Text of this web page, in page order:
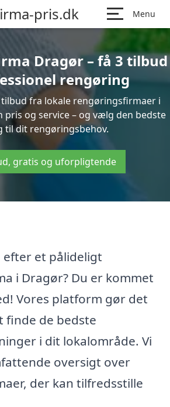
pris.dk Menu
Dragør – få 3 tilbud
rengøring
fra lokale rengøringsfirmaer i
pris og service – og vælg den bedste
til dit rengøringsbehov.
gratis og uforpligtende
efter et pålideligt
i Dragør? Du er kommet
Vores platform gør det
finde de bedste
i dit lokalområde. Vi
oversigt over
der kan tilfredsstille